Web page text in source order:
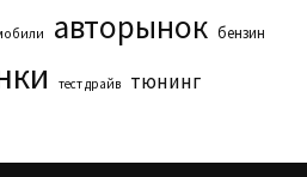
авторынок бензин
тест драйв тюнинг